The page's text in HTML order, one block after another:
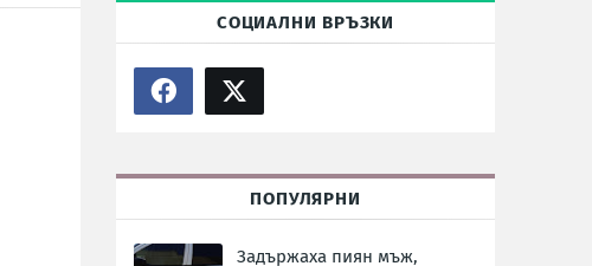
СОЦИАЛНИ ВРЪЗКИ
ПОПУЛЯРНИ
Задържаха пиян мъж,